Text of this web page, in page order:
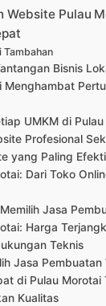
Website Pulau
Tambahan
Bisnis
Menghambat
UMKM di Pulau
Profesional
yang Paling
Dari Toko
Jasa
Harga
Teknis
Jasa Pembuatan
di Pulau Morotai
Kualitas